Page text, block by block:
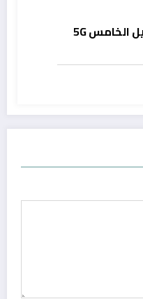
المغرب يستخدم شبكة الجيل الخامس 5G